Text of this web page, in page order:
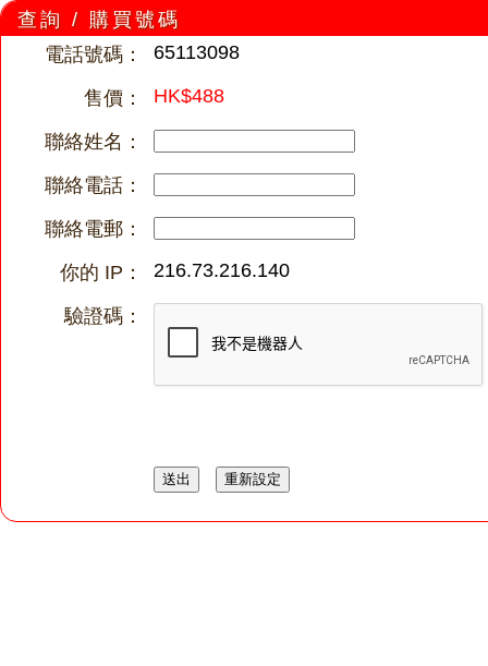
查詢 / 購買號碼
電話號碼：
65113098
售價： HK$488
聯絡姓名：
聯絡電話：
聯絡電郵：
你的 IP：
216.73.216.140
驗證碼：